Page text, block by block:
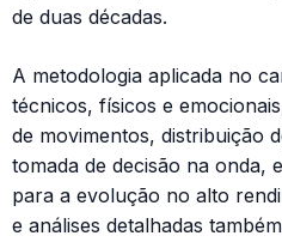
de duas décadas.
A metodologia aplicada no
técnicos, físicos e
de movimentos, distribuição
tomada de decisão na onda,
para a evolução no alto
e análises detalhadas